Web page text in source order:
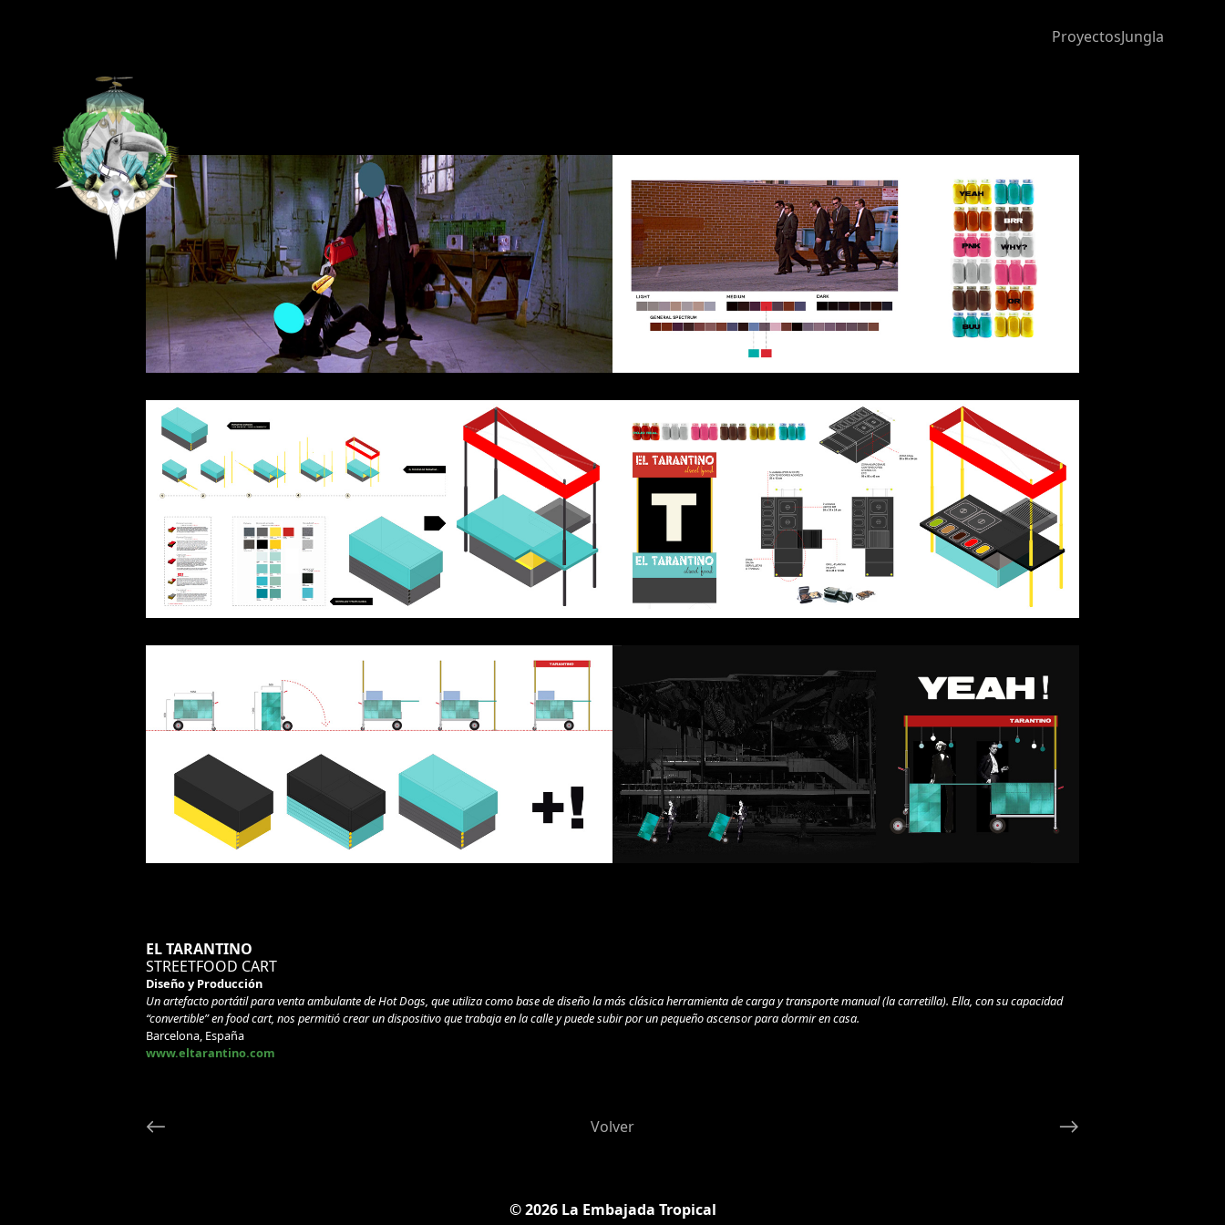
ProyectosJungla
EL TARANTINO
STREETFOOD CART
Diseño y Producción
Un artefacto portátil para venta ambulante de Hot Dogs, que utiliza como base de diseño la más clásica herramienta de carga y transporte manual (la carretilla). Ella, con su capacidad
“convertible” en food cart, nos permitió crear un dispositivo que trabaja en la calle y puede subir por un pequeño ascensor para dormir en casa.
Barcelona, España
www.eltarantino.com
← Volver →
© 2026 La Embajada Tropical